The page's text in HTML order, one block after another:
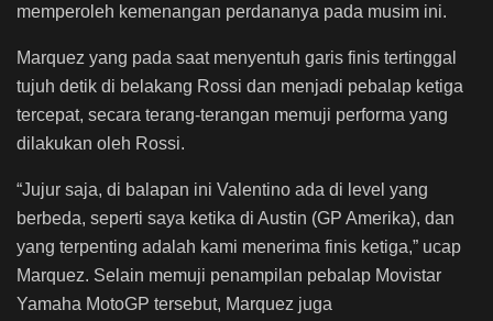
memperoleh kemenangan perdananya pada musim ini.
Marquez yang pada saat menyentuh garis finis tertinggal
tujuh detik di belakang Rossi dan menjadi pebalap ketiga
tercepat, secara terang-terangan memuji performa yang
dilakukan oleh Rossi.
“Jujur saja, di balapan ini Valentino ada di level yang
berbeda, seperti saya ketika di Austin (GP Amerika), dan
yang terpenting adalah kami menerima finis ketiga,” ucap
Marquez. Selain memuji penampilan pebalap Movistar
Yamaha MotoGP tersebut, Marquez juga